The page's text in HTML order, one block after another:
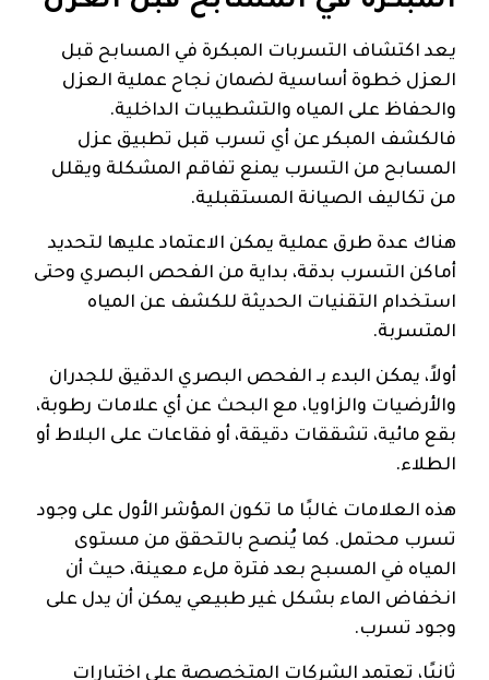
يعد اكتشاف التسربات المبكرة في المسابح قبل
العزل خطوة أساسية لضمان نجاح عملية العزل
والحفاظ على المياه والتشطيبات الداخلية.
فالكشف المبكر عن أي تسرب قبل تطبيق عزل
المسابح من التسرب يمنع تفاقم المشكلة ويقلل
من تكاليف الصيانة المستقبلية.
هناك عدة طرق عملية يمكن الاعتماد عليها لتحديد
أماكن التسرب بدقة، بداية من الفحص البصري وحتى
استخدام التقنيات الحديثة للكشف عن المياه
المتسربة.
أولاً، يمكن البدء بـ الفحص البصري الدقيق للجدران
والأرضيات والزاويا، مع البحث عن أي علامات رطوبة،
بقع مائية، تشققات دقيقة، أو فقاعات على البلاط أو
الطلاء.
هذه العلامات غالبًا ما تكون المؤشر الأول على وجود
تسرب محتمل. كما يُنصح بالتحقق من مستوى
المياه في المسبح بعد فترة ملء معينة، حيث أن
انخفاض الماء بشكل غير طبيعي يمكن أن يدل على
وجود تسرب.
ثانيًا، تعتمد الشركات المتخصصة على اختبارات